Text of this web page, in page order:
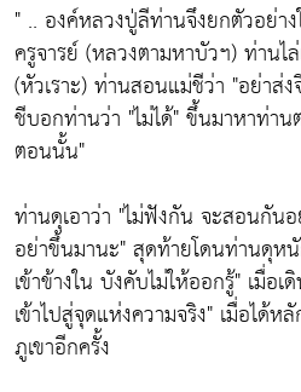
" .. องค์หลวงปู่ลีท่านจึงยกตัวอย่า
ครูจารย์ (หลวงตามหาบัวฯ) ท่านไ
(หัวเราะ) ท่านสอนแม่ชีว่า "อย่าส่
ชีบอกท่านว่า "ไม่ได้" ขึ้นมาหาท่าน
ตอนนั้น"
ท่านดุเอาว่า "ไม่ฟังกัน จะสอนกัน
อย่าขึ้นมานะ" สุดท้ายโดนท่านดุห
เข้าข้างใน บังคับไม่ให้ออกรู้" เมื่อเ
เข้าไปสู่จุดแห่งความจริง" เมื่อได้
ภูเขาอีกครั้ง